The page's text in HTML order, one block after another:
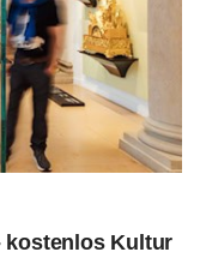
kostenlos Kultur